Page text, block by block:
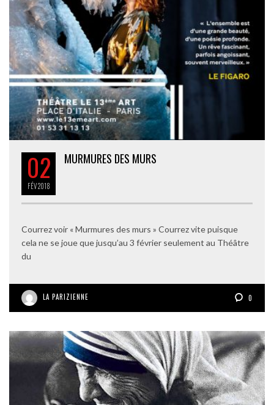
02
FÉV2018
MURMURES DES MURS
Courrez voir « Murmures des murs » Courrez vite puisque
cela ne se joue que jusqu’au 3 février seulement au Théâtre
du
LA PARIZIENNE 0